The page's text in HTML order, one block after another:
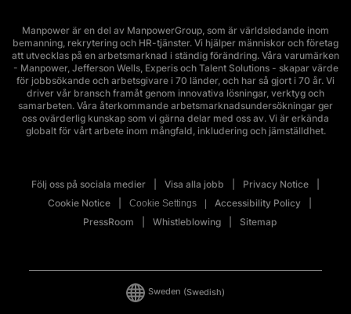
Manpower är en del av ManpowerGroup, som är världsledande inom
bemanning, rekrytering och HR-tjänster. Vi hjälper människor och företag
att utvecklas på en arbetsmarknad i ständig förändring. Våra varumärken
- Manpower, Jefferson Wells, Experis och Talent Solutions - skapar värde
för jobbsökande och arbetsgivare i 70 länder, och har så gjort i 70 år. Vi
driver vår bransch framåt genom innovativa lösningar, verktyg och
samarbeten. Våra återkommande arbetsmarknadsundersökningar ger
oss ovärderlig kunskap som vi gärna delar med oss av. Vi är erkända
globalt för vårt arbete inom mångfald, inkludering och jämställdhet.
Följ oss på sociala medier Visa alla jobb
Privacy Notice
Cookie Notice
Cookie Settings
Accessibility Policy
PressRoom
Whistleblowing Sitemap
Sweden (Swedish)